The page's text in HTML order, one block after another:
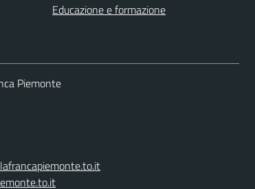
Educazione e formazione
Piemonte